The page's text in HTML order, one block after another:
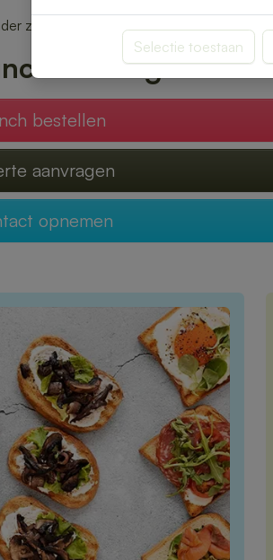
zorgen van een heerlijke lunch.
verzorgen?
bestellen
aanvragen
opnemen
Selectie toestaan